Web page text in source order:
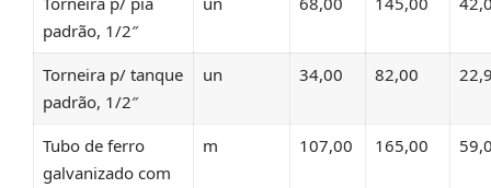
padrão, 1/2″
Torneira p/ tanque
padrão, 1/2″
un 34,00 82,00
Tubo de ferro
galvanizado com
m 107,00 165,00